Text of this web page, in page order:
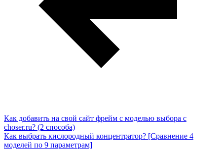
Как добавить на свой сайт фрейм с моделью выбора с
choser.ru? (2 способа)
Как выбрать кислородный концентратор? [Сравнение 4
моделей по 9 параметрам]